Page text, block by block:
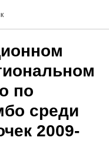
по
среди
2009-